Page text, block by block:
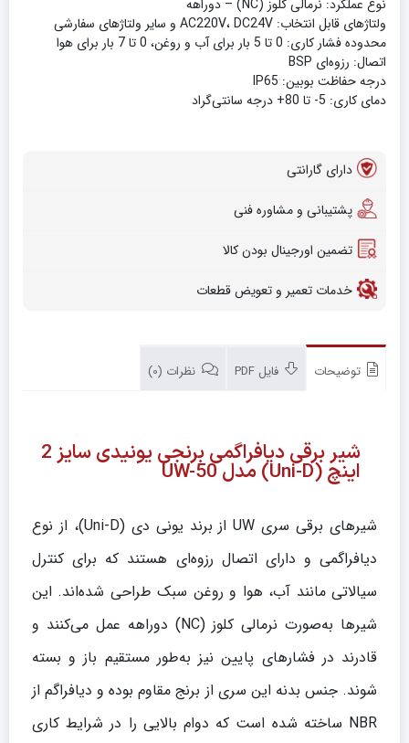
نوع عملکرد: نرمالی کلوز (NC) – دو‌راهه
ولتاژهای قابل انتخاب: AC220V، DC24V و سایر ولتاژهای سفارشی
محدوده فشار کاری: 0 تا 5 بار برای آب و روغن، 0 تا 7 بار برای هوا
اتصال: رزوه‌ای BSP
درجه حفاظت بوبین: IP65
دمای کاری: 5- تا 80+ درجه سانتی‌گراد
دارای گارانتی
پشتیبانی و مشاوره فنی
تضمین اورجینال بودن کالا
خدمات تعمیر و تعویض قطعات
توضیحات فایل PDF نظرات (0)
شیر برقی دیافراگمی برنجی یونیدی سایز 2
اینچ (Uni-D) مدل UW-50
شیرهای برقی سری UW از برند یونی دی (Uni-D)، از نوع
دیافراگمی و دارای اتصال رزوه‌ای هستند که برای کنترل
سیالاتی مانند آب، هوا و روغن سبک طراحی شده‌اند. این
شیرها به‌صورت نرمالی کلوز (NC) دو‌راهه عمل می‌کنند و
قادرند در فشارهای پایین نیز به‌طور مستقیم باز و بسته
شوند. جنس بدنه این سری از برنج مقاوم بوده و دیافراگم از
NBR ساخته شده است که دوام بالایی را در شرایط کاری